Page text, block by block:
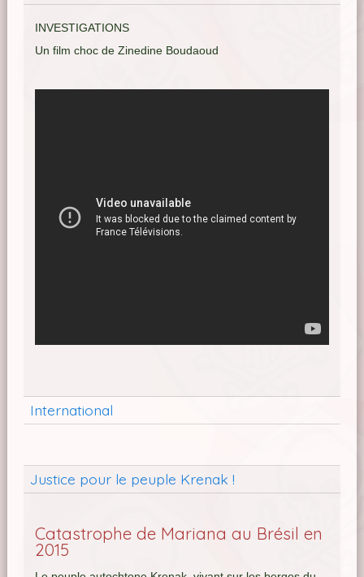
INVESTIGATIONS
Un film choc de Zinedine Boudaoud
International
Justice pour le peuple Krenak !
Catastrophe de Mariana au Brésil en
2015